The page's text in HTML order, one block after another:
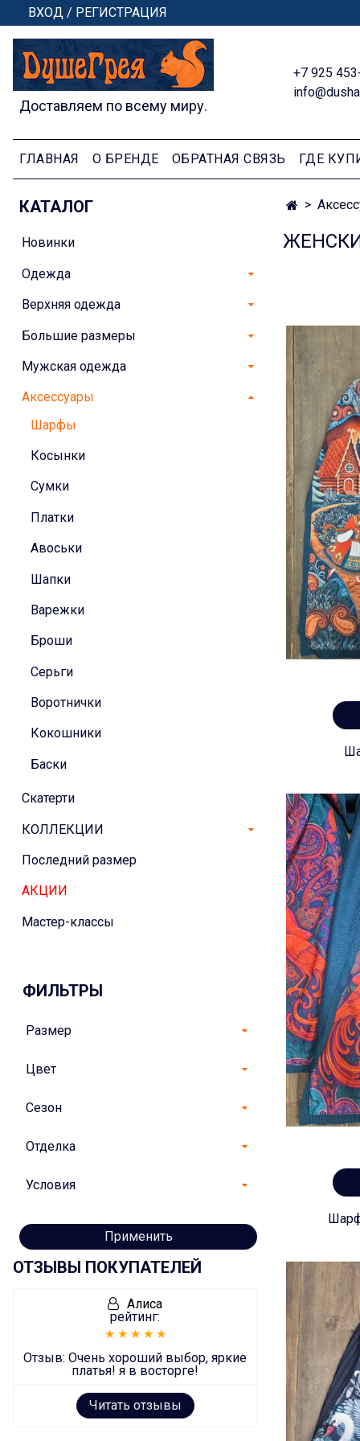
ВХОД / РЕГИСТРАЦИЯ
Доставляем по всему миру.
+7 925
ГЛАВНАЯ О БРЕНДЕ ОБРАТНАЯ СВЯЗЬ ГДЕ
КАТАЛОГ
Новинки
Одежда
Верхняя одежда
Большие размеры
Мужская одежда
Аксессуары
Шарфы
Косынки
Сумки
Платки
Авоськи
Шапки
Варежки
Броши
Серьги
Воротнички
Кокошники
Баски
Скатерти
КОЛЛЕКЦИИ
Последний размер
АКЦИИ
Мастер-классы
ФИЛЬТРЫ
Размер
Цвет
Сезон
Отделка
Условия
Применить
ОТЗЫВЫ ПОКУПАТЕЛЕЙ
Алиса
рейтинг:
Отзыв: Очень хороший выбор, яркие
платья! я в восторге!
Читать отзывы